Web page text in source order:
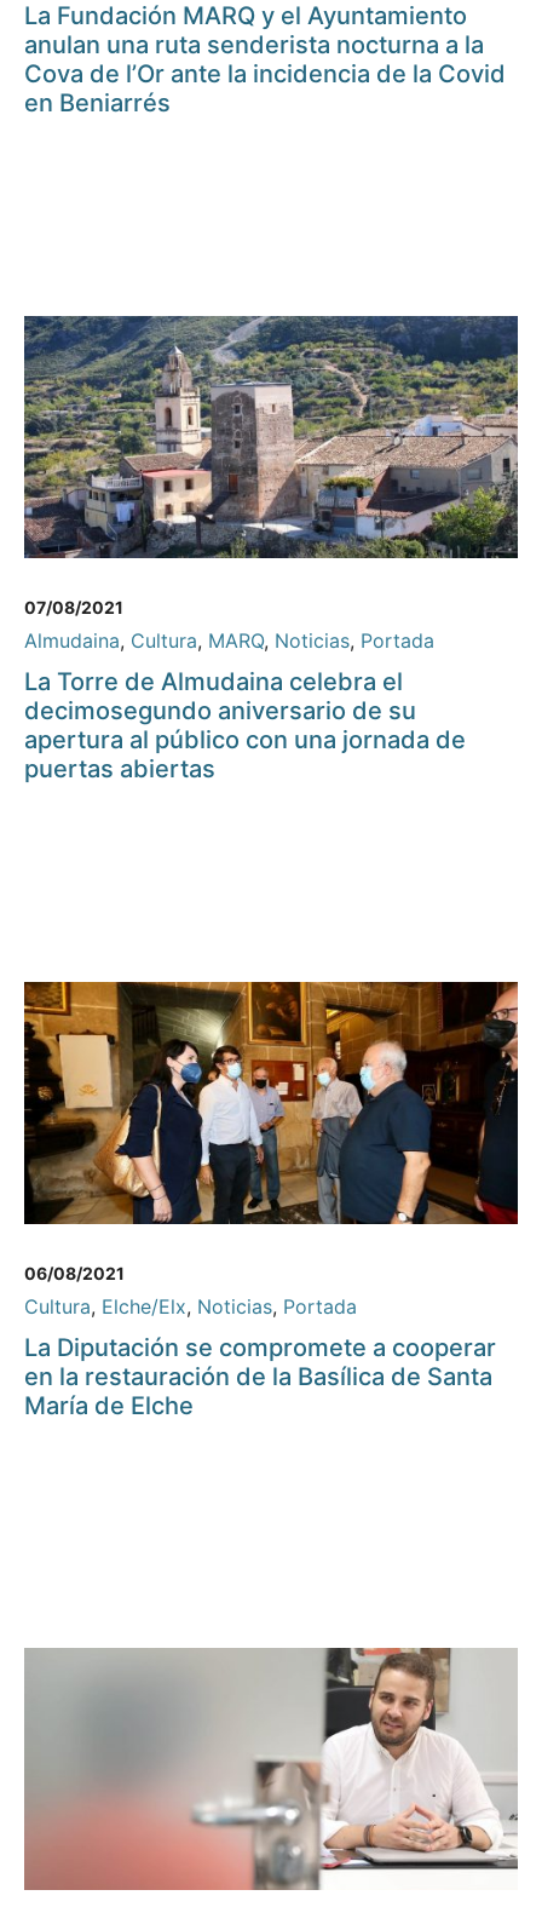
La Fundación MARQ y el Ayuntamiento
anulan una ruta senderista nocturna a la
Cova de l’Or ante la incidencia de la Covid
en Beniarrés
07/08/2021
Almudaina, Cultura, MARQ, Noticias, Portada
La Torre de Almudaina celebra el
decimosegundo aniversario de su
apertura al público con una jornada de
puertas abiertas
06/08/2021
Cultura, Elche/Elx, Noticias, Portada
La Diputación se compromete a cooperar
en la restauración de la Basílica de Santa
María de Elche